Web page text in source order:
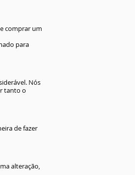
comprar um
para
Nós
tanto o
de fazer
alteração,